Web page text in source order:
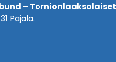
– Tornionlaaksolaiset
Pajala.